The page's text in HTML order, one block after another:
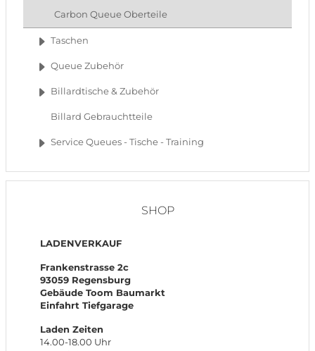
Carbon Queue Oberteile
Taschen
Queue Zubehör
Billardtische & Zubehör
Billard Gebrauchtteile
Service Queues - Tische - Training
SHOP
LADENVERKAUF
Frankenstrasse 2c
93059 Regensburg
Gebäude Toom Baumarkt
Einfahrt Tiefgarage
Laden Zeiten
14.00-18.00 Uhr